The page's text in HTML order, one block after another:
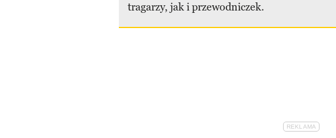
tragarzy, jak i przewodniczek.